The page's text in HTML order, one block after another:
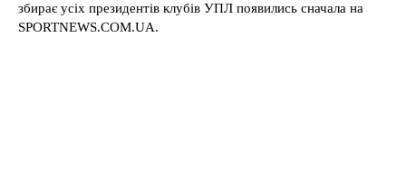
збирає усіх президентів клубів УПЛ появились сначала на
SPORTNEWS.COM.UA.